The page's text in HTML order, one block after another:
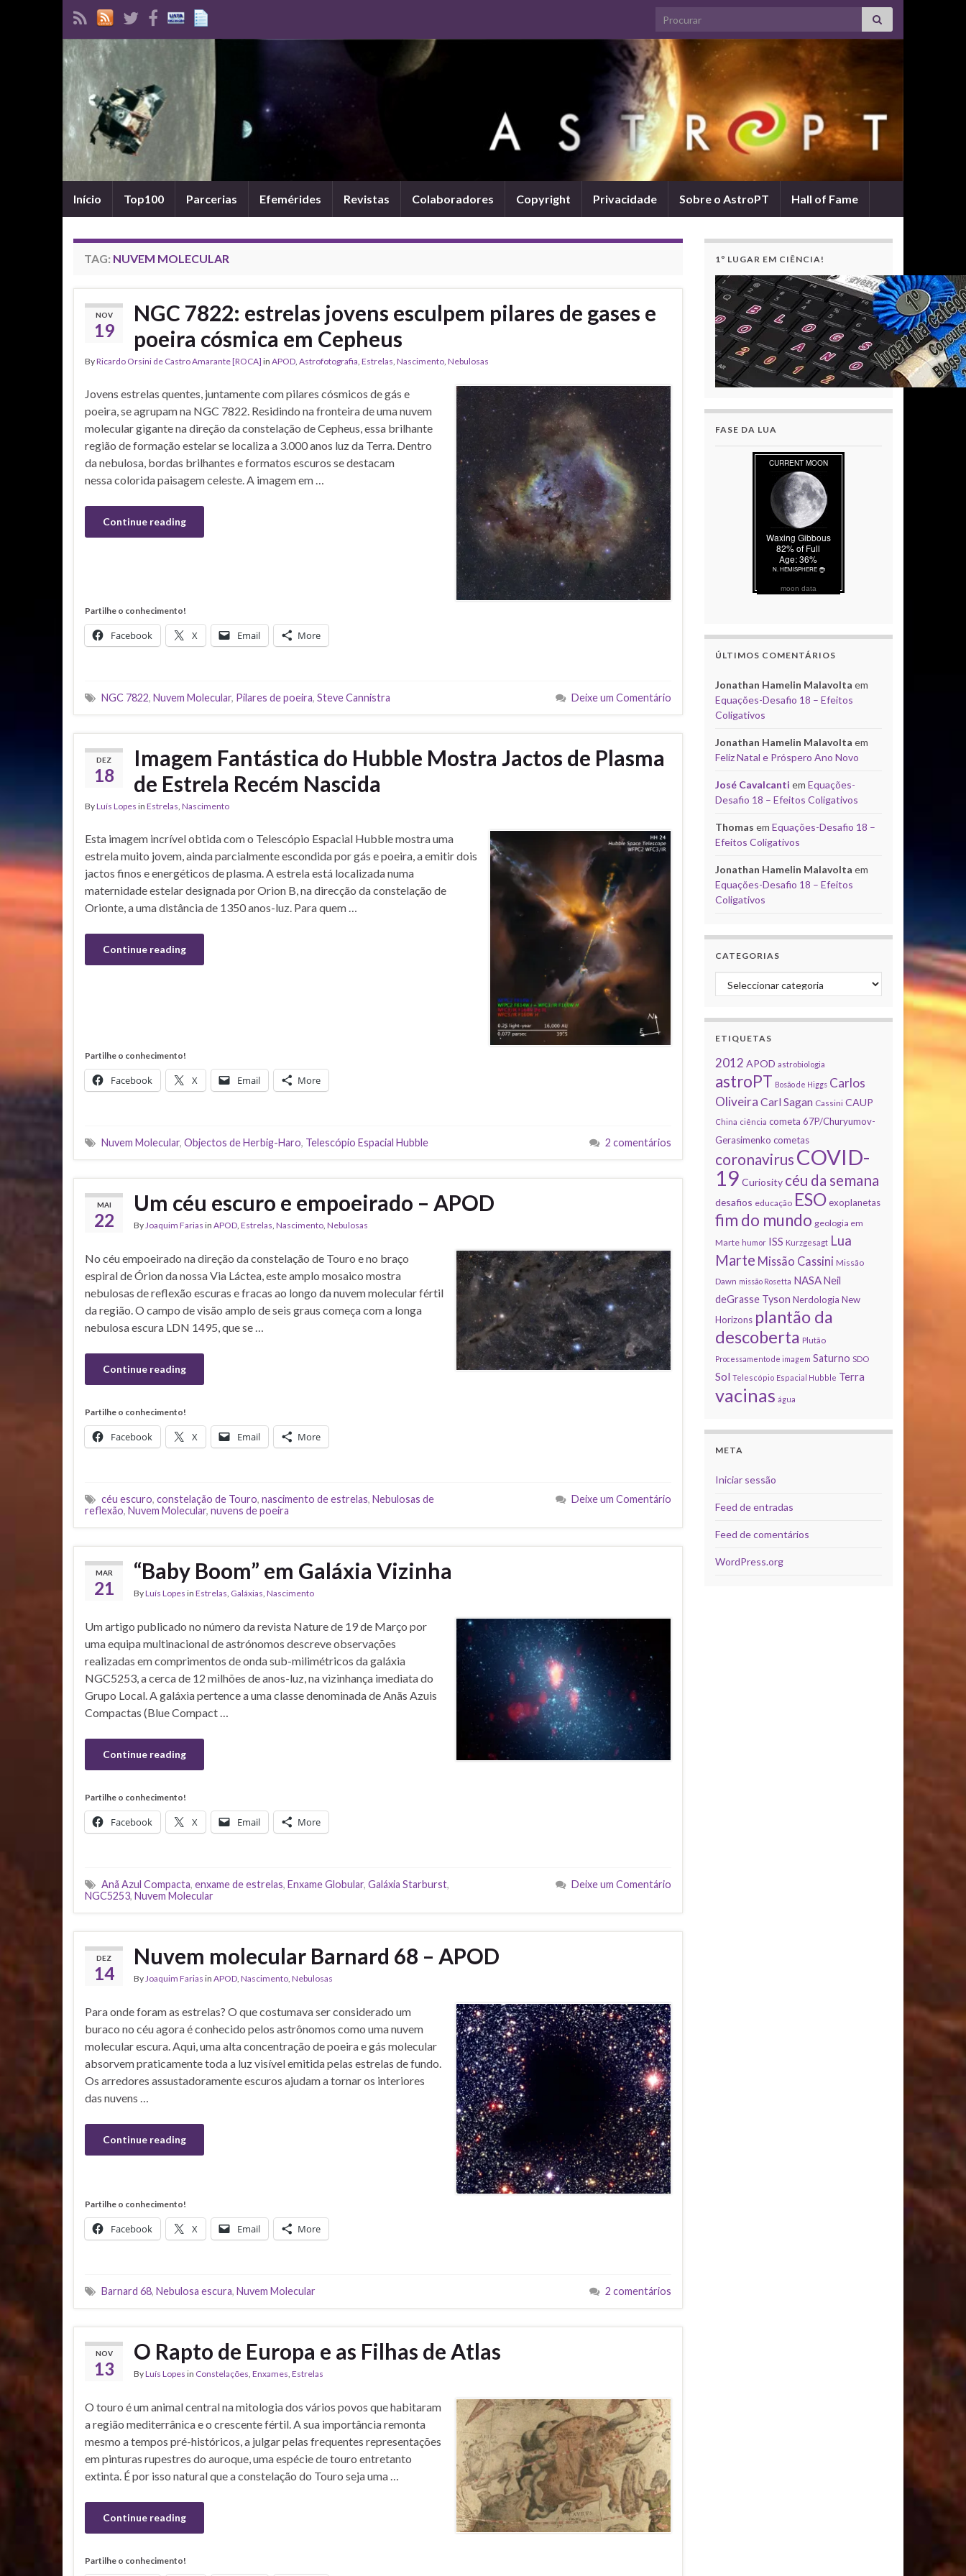
Search for:
Início Top100 Parcerias Efemérides Revistas Colaboradores Copyright Privacidade Sobre o AstroPT Hall of Fame
TAG: NUVEM MOLECULAR
NOV
19
NGC 7822: estrelas jovens esculpem pilares de gases e
poeira cósmica em Cepheus
ByRicardo Orsini de Castro Amarante [ROCA] in APOD, Astrofotografia, Estrelas, Nascimento, Nebulosas
Jovens estrelas quentes, juntamente com pilares cósmicos de gás e
poeira, se agrupam na NGC 7822. Residindo na fronteira de uma nuvem
molecular gigante na direção da constelação de Cepheus, essa brilhante
região de formação estelar se localiza a 3.000 anos luz da Terra. Dentro
da nebulosa, bordas brilhantes e formatos escuros se destacam
nessa colorida paisagem celeste. A imagem em …
Continue reading
Partilhe o conhecimento!
Facebook X Email More
NGC 7822, Nuvem Molecular, Pilares de poeira, Steve Cannistra Deixe um Comentário
DEZ
18
Imagem Fantástica do Hubble Mostra Jactos de Plasma
de Estrela Recém Nascida
ByLuís Lopes in Estrelas, Nascimento
Esta imagem incrível obtida com o Telescópio Espacial Hubble mostra uma
estrela muito jovem, ainda parcialmente escondida por gás e poeira, a emitir dois
jactos finos e energéticos de plasma. A estrela está localizada numa
maternidade estelar designada por Orion B, na direcção da constelação de
Orionte, a uma distância de 1350 anos-luz. Para quem …
Continue reading
Partilhe o conhecimento!
Facebook X Email More
Nuvem Molecular, Objectos de Herbig-Haro, Telescópio Espacial Hubble 2 comentários
MAI
22
Um céu escuro e empoeirado – APOD
By Joaquim Farias in APOD Estrelas Nascimento Nebulosas
No céu empoeirado na direção da constelação de Touro e no braço
espiral de Órion da nossa Via Láctea, este amplo mosaico mostra
nebulosas de reflexão escuras e fracas ao longo da nuvem molecular fértil
da região. O campo de visão amplo de seis graus começa com a longa
nebulosa escura LDN 1495, que se …
Continue reading
Partilhe o conhecimento!
Facebook X Email More
céu escuro, constelação de Touro, nascimento de estrelas, Nebulosas de
reflexão, Nuvem Molecular, nuvens de poeira
Deixe um Comentário
MAR
21
“Baby Boom” em Galáxia Vizinha
ByLuís Lopes in Estrelas Galáxias Nascimento
Um artigo publicado no número da revista Nature de 19 de Março por
uma equipa multinacional de astrónomos descreve observações
realizadas em comprimentos de onda sub-milimétricos da galáxia
NGC5253, a cerca de 12 milhões de anos-luz, na vizinhança imediata do
Grupo Local. A galáxia pertence a uma classe denominada de Anãs Azuis
Compactas (Blue Compact …
Continue reading
Partilhe o conhecimento!
Facebook X Email More
Anã Azul Compacta, enxame de estrelas, Enxame Globular, Galáxia Starburst,
NGC5253, Nuvem Molecular
Deixe um Comentário
DEZ
14
Nuvem molecular Barnard 68 – APOD
By Joaquim Farias in APOD Nascimento Nebulosas
Para onde foram as estrelas? O que costumava ser considerado um
buraco no céu agora é conhecido pelos astrônomos como uma nuvem
molecular escura. Aqui, uma alta concentração de poeira e gás molecular
absorvem praticamente toda a luz visível emitida pelas estrelas de fundo.
Os arredores assustadoramente escuros ajudam a tornar os interiores
das nuvens …
Continue reading
Partilhe o conhecimento!
Facebook X Email More
Barnard 68, Nebulosa escura, Nuvem Molecular 2 comentários
NOV
13
O Rapto de Europa e as Filhas de Atlas
ByLuís Lopes in Constelações Enxames Estrelas
O touro é um animal central na mitologia dos vários povos que habitaram
a região mediterrânica e o crescente fértil. A sua importância remonta
mesmo a tempos pré-históricos, a julgar pelas frequentes representações
em pinturas rupestres do auroque, uma espécie de touro entretanto
extinta. É por isso natural que a constelação do Touro seja uma …
Continue reading
Partilhe o conhecimento!
1º LUGAR EM CIÊNCIA!
FASE DA LUA
moon data
ÚLTIMOS COMENTÁRIOS
Jonathan Hamelin Malavolta em
Equações-Desafio 18 – Efeitos
Coligativos
Jonathan Hamelin Malavolta em
Feliz Natal e Próspero Ano Novo
José Cavalcanti em Equações-
Desafio 18 – Efeitos Coligativos
Thomas em Equações-Desafio 18 –
Efeitos Coligativos
Jonathan Hamelin Malavolta em
Equações-Desafio 18 – Efeitos
Coligativos
CATEGORIAS
Categorias
ETIQUETAS
2012 APOD astrobiologia
astroPT Bosão de Higgs Carlos
Oliveira Carl Sagan Cassini CAUP
China ciência cometa 67P/Churyumov-
Gerasimenko cometas
coronavirus COVID-
19 Curiosity céu da semana
desafios educação ESO exoplanetas
fim do mundo geologia em
Marte humor ISS Kurzgesagt Lua
Marte Missão Cassini Missão
Dawn missão Rosetta NASA Neil
deGrasse Tyson Nerdologia New
Horizons plantão da
descoberta Plutão
Processamento de imagem Saturno SDO
Sol Telescópio Espacial Hubble Terra
vacinas água
META
Iniciar sessão
Feed de entradas
Feed de comentários
WordPress.org